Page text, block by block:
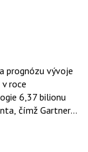
prognózu vývoje
roce
6,37 bilionu
čímž Gartner
faktorem